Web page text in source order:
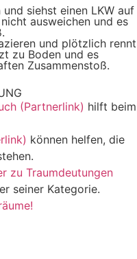
siehst einen LKW auf
ausweichen und es
und plötzlich rennt
zu Boden und es
Zusammenstoß.
(Partnerlink) hilft beim
können helfen, die
zu Traumdeutungen
seiner Kategorie.